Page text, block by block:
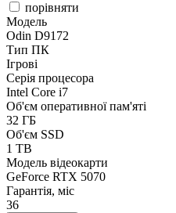
порівняти
Модель
Odin D9172
Тип ПК
Ігрові
Серія процесора
Intel Core i7
Об'єм оперативної пам'яті
32 ГБ
Об'єм SSD
1 TB
Модель відеокарти
GeForce RTX 5070
Гарантія, міс
36